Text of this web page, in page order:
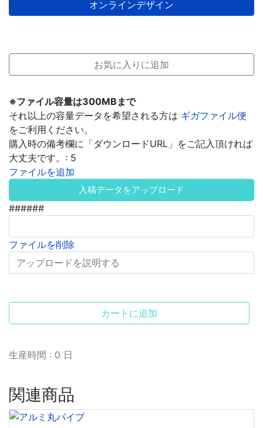
お気に入りに追加
※ファイル容量は300MBまで
それ以上の容量データを希望される方は ギガファイル便
をご利用ください。
購入時の備考欄に「ダウンロードURL」をご記入頂ければ
大丈夫です。: 5
ファイルを追加
入稿データをアップロード
######
ファイルを削除
カートに追加
生産時間 : 0 日
関連商品